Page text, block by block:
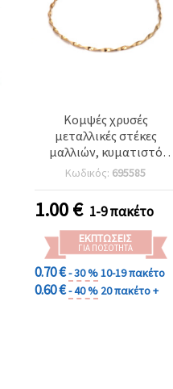
Κομψές χρυσές
μεταλλικές στέκες
μαλλιών, κυματιστό
σχέδιο, πλάτος 4 mm – 2
τεμ., ιδανικές για
καθημερινά & ιδιαίτερα
χτενίσματα
Κωδικός: 695585
1.00€ 1-9 πακέτο
ΕΚΠΤΏΣΕΙΣ
ΓΙΑ ΠΟΣΌΤΗΤΑ
0.70 €- 30 %10-19 πακέτο
0.60 €- 40 % 20 πακέτο +